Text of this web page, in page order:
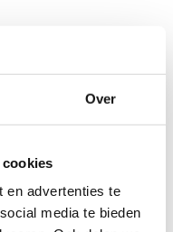
Over
en advertenties te
media te bieden